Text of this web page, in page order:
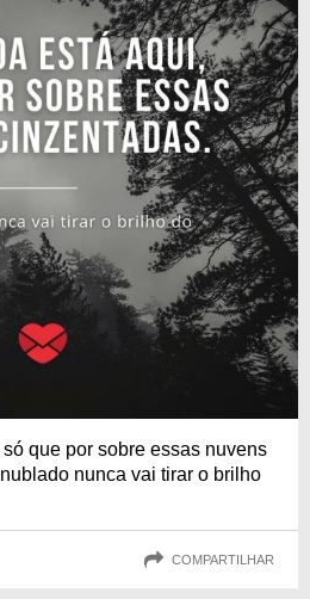
que por sobre essas nuvens
nunca vai tirar o brilho
COMPARTILHAR